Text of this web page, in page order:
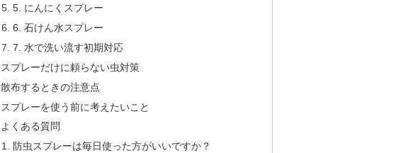
5. にんにくスプレー
6. 石けん水スプレー
7. 水で洗い流す初期対応
スプレーだけに頼らない虫対策
散布するときの注意点
スプレーを使う前に考えたいこと
よくある質問
防虫スプレーは毎日使った方がいいですか？